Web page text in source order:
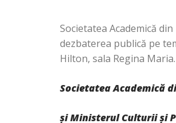
Societatea Academică
dezbaterea publică pe
Hilton, sala Regina
Societatea Academică
şi Ministerul Culturii şi